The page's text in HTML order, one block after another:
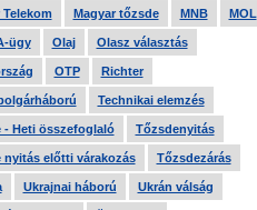
Telekom Magyar tőzsde MNB MOL
ügy Olaj Olasz választás
OTP Richter
Technikai elemzés
- Heti összefoglaló Tőzsdenyitás
nyitás előtti várakozás Tőzsdezárás
Ukrajnai háború Ukrán válság